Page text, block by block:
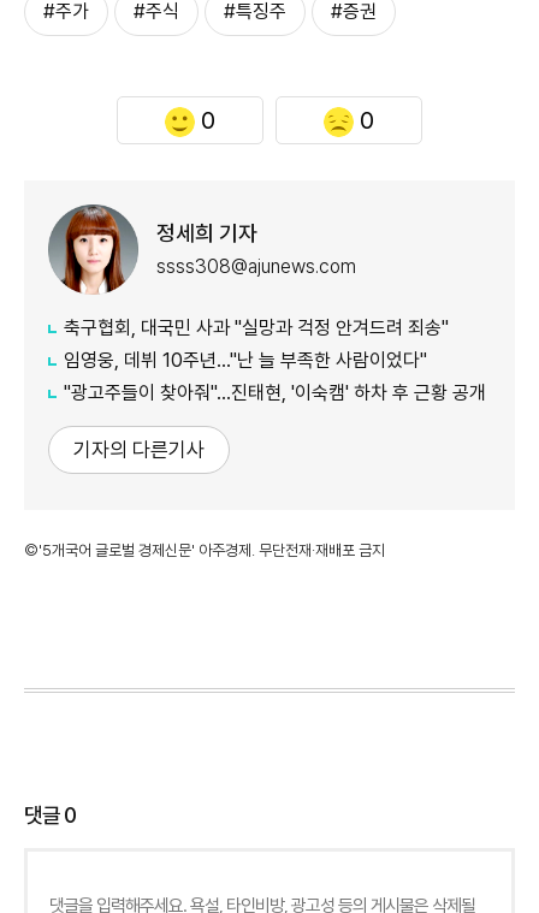
#주가 #주식 #특징주 #증권
0 0
정세희 기자
ssss308@ajunews.com
축구협회, 대국민 사과 "실망과 걱정 안겨드려 죄송"
임영웅, 데뷔 10주년…"난 늘 부족한 사람이었다"
"광고주들이 찾아줘"…진태현, '이숙캠' 하차 후 근황 공개
기자의 다른기사
©'5개국어 글로벌 경제신문' 아주경제. 무단전재·재배포 금지
댓글0